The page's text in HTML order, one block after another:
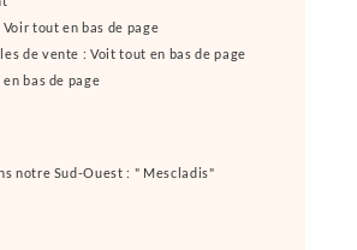
tout en bas de page
de vente : Voit tout en bas de page
bas de page
notre Sud-Ouest : " Mescladis"